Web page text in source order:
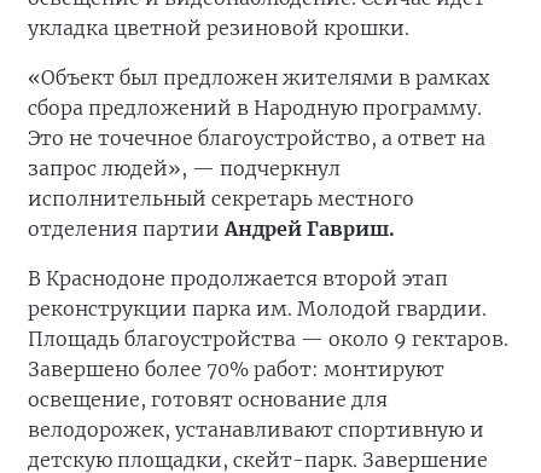
укладка цветной резиновой крошки.
«Объект был предложен жителями в рамках
сбора предложений в Народную программу.
Это не точечное благоустройство, а ответ на
запрос людей», — подчеркнул
исполнительный секретарь местного
отделения партииАндрей Гавриш.
В Краснодоне продолжается второй этап
реконструкции парка им. Молодой гвардии.
Площадь благоустройства — около 9 гектаров.
Завершено более 70% работ: монтируют
освещение, готовят основание для
велодорожек, устанавливают спортивную и
детскую площадки, скейт-парк. Завершение